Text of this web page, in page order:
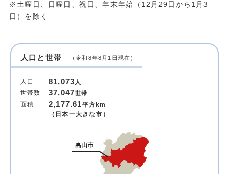
※土曜日、日曜日、祝日、年末年始（12月29日から1月3
日）を除く
人口と世帯 （令和8年8月1日現在）
人口 81,073人
世帯数
37,047世帯
面積
2,177.61平方km
（日本一大きな市）